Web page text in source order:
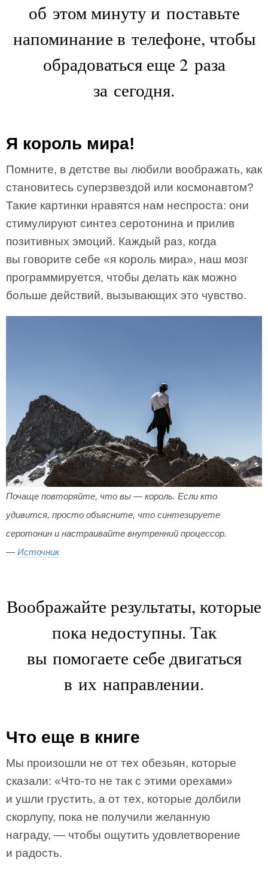
об этом минуту и поставьте
напоминание в телефоне, чтобы
обрадоваться еще 2 раза
за сегодня.
Я король мира!
Помните, в детстве вы любили воображать, как
становитесь суперзвездой или космонавтом?
Такие картинки нравятся нам неспроста: они
стимулируют синтез серотонина и прилив
позитивных эмоций. Каждый раз, когда
вы говорите себе «я король мира», наш мозг
программируется, чтобы делать как можно
больше действий, вызывающих это чувство.
Почаще повторяйте, что вы — король. Если кто
удивится, просто объясните, что синтезируете
серотонин и настраивайте внутренний процессор.
— Источник
Воображайте результаты, которые
пока недоступны. Так
вы помогаете себе двигаться
в их направлении.
Что еще в книге
Мы произошли не от тех обезьян, которые
сказали: «Что-то не так с этими орехами»
и ушли грустить, а от тех, которые долбили
скорлупу, пока не получили желанную
награду, — чтобы ощутить удовлетворение
и радость.